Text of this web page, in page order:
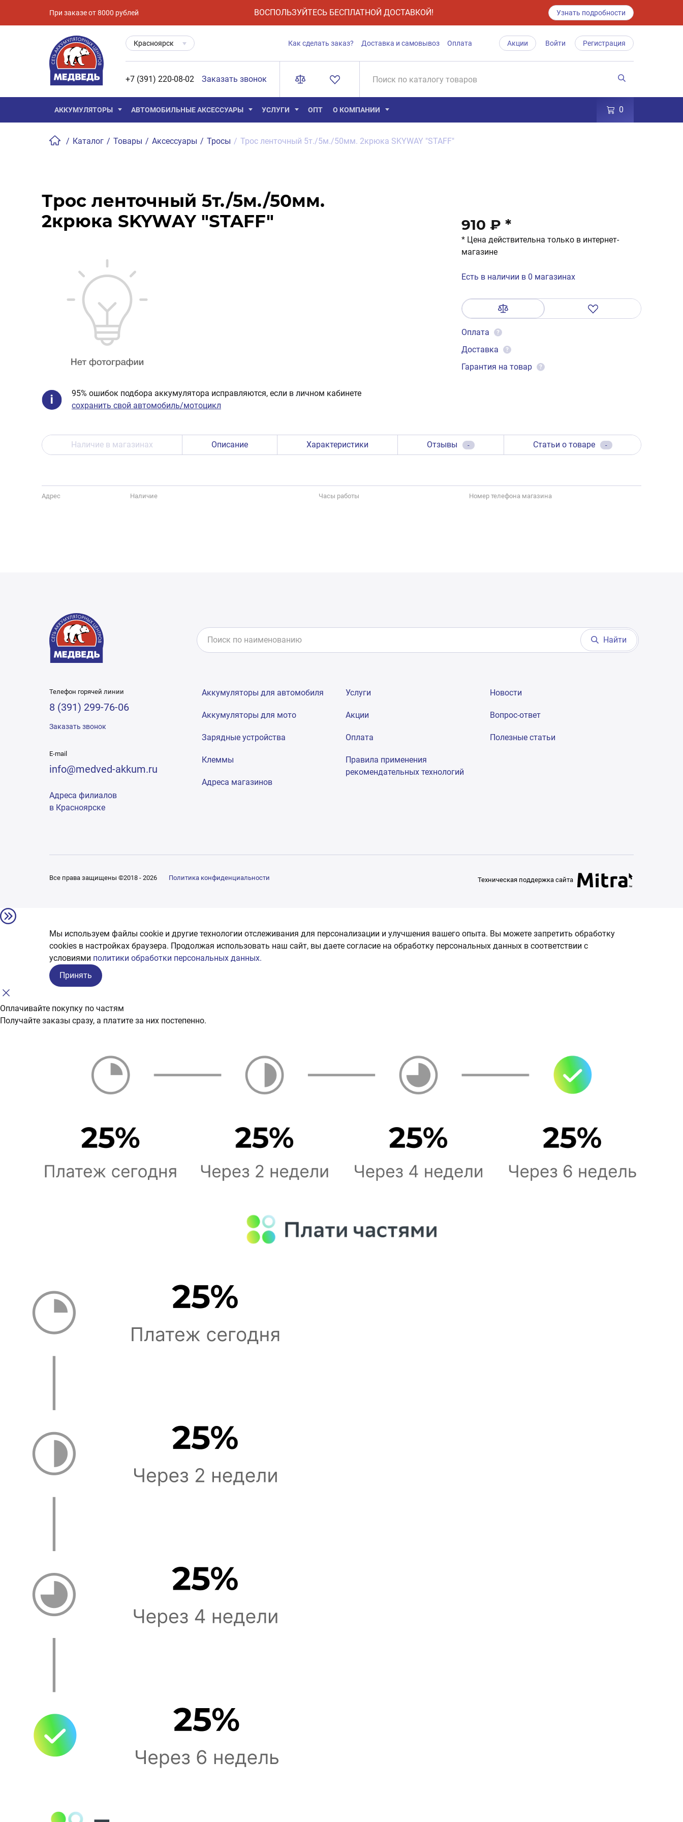
При заказе от 8000 рублей ВОСПОЛЬЗУЙТЕСЬ БЕСПЛАТНОЙ ДОСТАВКОЙ! Узнать подробности
Красноярск Как сделать заказ? Доставка и самовывоз Оплата Акции Войти Регистрация
+7 (391) 220-08-02 Заказать звонок
АККУМУЛЯТОРЫ АВТОМОБИЛЬНЫЕ АКСЕССУАРЫ УСЛУГИ ОПТ О КОМПАНИИ 0
/ Каталог / Товары / Аксессуары / Тросы / Трос ленточный 5т./5м./50мм. 2крюка SKYWAY "STAFF"
Трос ленточный 5т./5м./50мм.
2крюка SKYWAY "STAFF"
95% ошибок подбора аккумулятора исправляются, если в личном кабинете
сохранить свой автомобиль/мотоцикл
910 ₽ *
* Цена действительна только в интернет-
магазине
Есть в наличии в 0 магазинах
Оплата ?
Доставка ?
Гарантия на товар ?
Наличие в магазинах Описание Характеристики Отзывы - Статьи о товаре -
Адрес Наличие Часы работы Номер телефона магазина
Найти
Телефон горячей линии
8 (391) 299-76-06
Заказать звонок
E-mail
info@medved-akkum.ru
Адреса филиалов
в Красноярске
Аккумуляторы для автомобиля
Аккумуляторы для мото
Зарядные устройства
Клеммы
Адреса магазинов
Услуги
Акции
Оплата
Правила применения
рекомендательных технологий
Новости
Вопрос-ответ
Полезные статьи
Все права защищены ©2018 - 2026 Политика конфиденциальности Техническая поддержка сайта
Мы используем файлы cookie и другие технологии отслеживания для персонализации и улучшения вашего опыта. Вы можете запретить обработку
сookies в настройках браузера. Продолжая использовать наш сайт, вы даете согласие на обработку персональных данных в соответствии с
условиями политики обработки персональных данных.
Принять
Оплачивайте покупку по частям
Получайте заказы сразу, а платите за них постепенно.